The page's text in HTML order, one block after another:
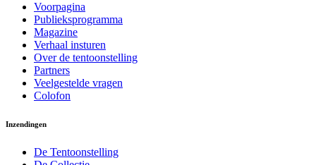
Voorpagina
Publieksprogramma
Magazine
Verhaal insturen
Over de tentoonstelling
Partners
Veelgestelde vragen
Colofon
Inzendingen
De Tentoonstelling